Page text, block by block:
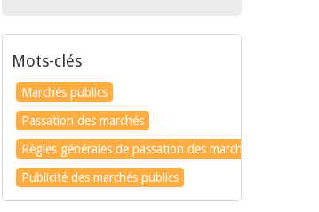
Mots-clés
Marchés publics
Passation des marchés
Règles générales de passation des marchés publics
Publicité des marchés publics